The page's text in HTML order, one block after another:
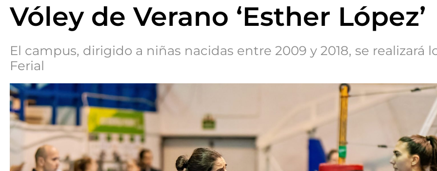
Vóley de Verano ‘Esther López’
El campus, dirigido a niñas nacidas entre 2009 y 2018, se realizará
Ferial